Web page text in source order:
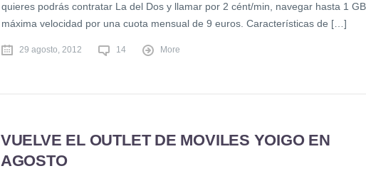
quieres podrás contratar La del Dos y llamar por 2 cént/min, navegar hasta 1
máxima velocidad por una cuota mensual de 9 euros. Características de […]
29 agosto, 2012 14 More
VUELVE EL OUTLET DE MOVILES YOIGO EN
AGOSTO